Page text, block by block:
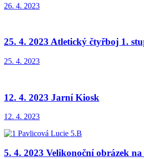
26. 4. 2023
25. 4. 2023 Atletický čtyřboj 1.
25. 4. 2023
12. 4. 2023 Jarní Kiosk
12. 4. 2023
5. 4. 2023 Velikonoční obrázek na